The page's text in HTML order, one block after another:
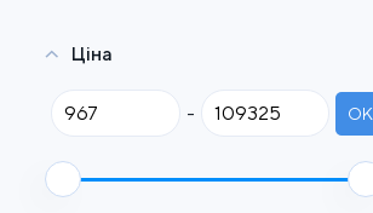
Ціна
- OK